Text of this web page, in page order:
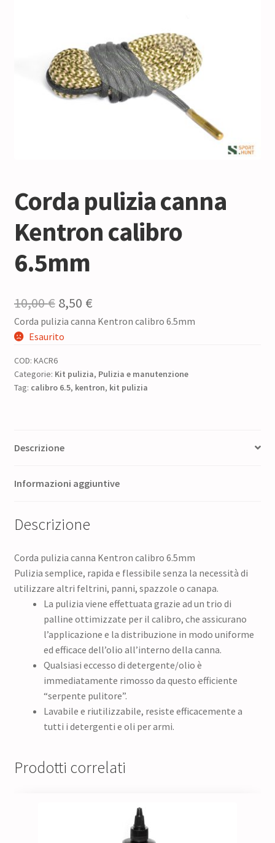
Corda pulizia canna
Kentron calibro
6.5mm
10,00€ Il
prezzo
originale
era:
10,00 €.
8,50 €Il
prezzo
è:
8,50 €.
Corda pulizia canna Kentron calibro 6.5mm
Esaurito
COD: KACR6
Categorie: Kit pulizia, Pulizia e manutenzione
Tag: calibro 6.5, kentron, kit pulizia
Descrizione
Informazioni aggiuntive
Descrizione
Corda pulizia canna Kentron calibro 6.5mm
Pulizia semplice, rapida e flessibile senza la necessità di
utilizzare altri feltrini, panni, spazzole o canapa.
La pulizia viene effettuata grazie ad un trio di
palline ottimizzate per il calibro, che assicurano
l’applicazione e la distribuzione in modo uniforme
ed efficace dell’olio all’interno della canna.
Qualsiasi eccesso di detergente/olio è
immediatamente rimosso da questo efficiente
“serpente pulitore”.
Lavabile e riutilizzabile, resiste efficacemente a
tutti i detergenti e oli per armi.
Prodotti correlati